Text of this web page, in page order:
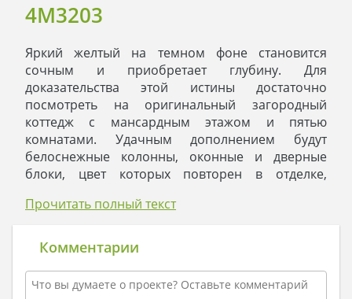
4M3203
Яркий желтый на темном фоне становится
сочным и приобретает глубину. Для
доказательства этой истины достаточно
посмотреть на оригинальный загородный
коттедж с мансардным этажом и пятью
комнатами. Удачным дополнением будут
белоснежные колонны, оконные и дверные
блоки, цвет которых повторен в отделке,
Интересным дополнением колоритного
пригородного пейзажа. Здесь уместны
пригожее увитые плетущимися цветами арки с
беседками. Простор вольной территории
подчеркнут аккуратные клумбы и тщательно
Прочитать полный текст
Комментарии